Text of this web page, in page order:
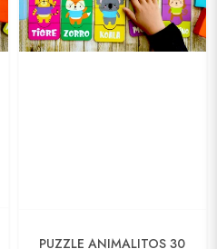
PUZZLE ANIMALITOS 30